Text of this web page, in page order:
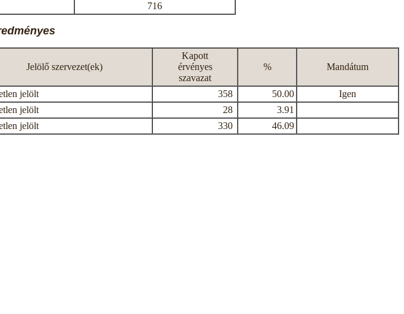
716
Jelölő szervezet(ek)
Kapott
érvényes
szavazat
% Mandátum
jelölt 358 50.00
Igen
jelölt 28
3.91
jelölt 330 46.09